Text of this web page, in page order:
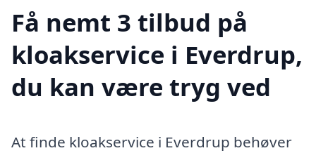
Få nemt 3 tilbud på
kloakservice i Everdrup,
du kan være tryg ved
At finde kloakservice i Everdrup behøver